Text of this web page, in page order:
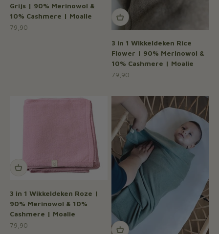
Grijs | 90% Merinowol &
10% Cashmere | Moalie
Aanbiedingsprijs
79,90
3 in 1 Wikkeldeken Rice
Flower | 90% Merinowol &
10% Cashmere | Moalie
Aanbiedingsprijs
79,90
3 in 1 Wikkeldeken Roze |
90% Merinowol & 10%
Cashmere | Moalie
Aanbiedingsprijs
79,90